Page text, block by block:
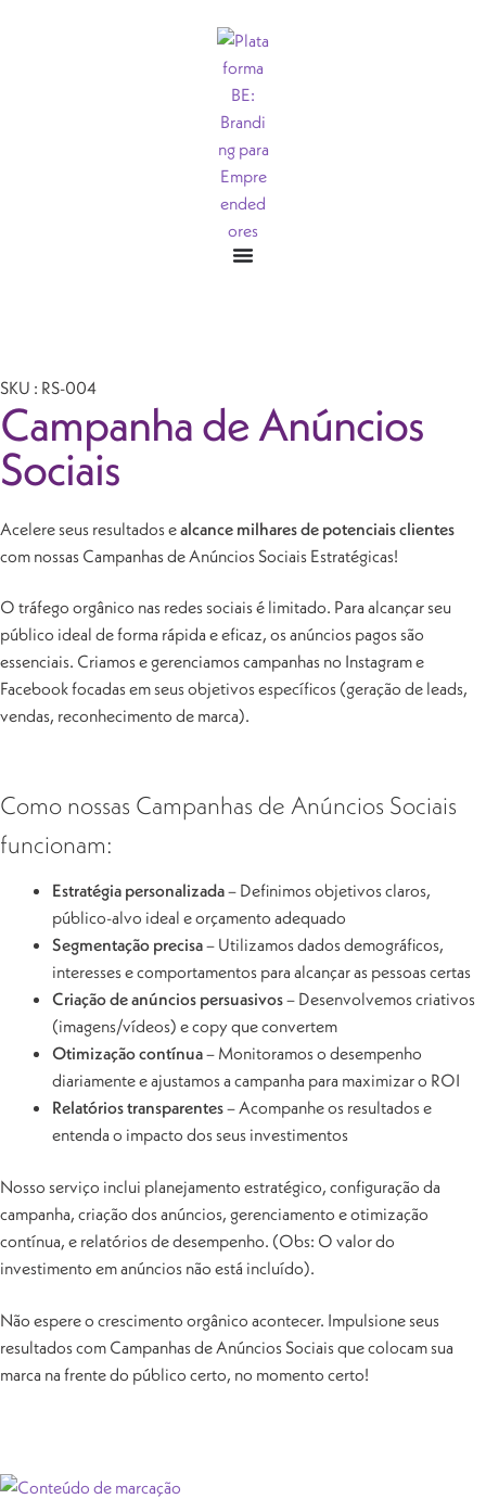
SKU : RS-004
Campanha de Anúncios
Sociais
Acelere seus resultados ealcance milhares de potenciais clientes
com nossas Campanhas de Anúncios Sociais Estratégicas!
O tráfego orgânico nas redes sociais é limitado. Para alcançar seu
público ideal de forma rápida e eficaz, os anúncios pagos são
essenciais. Criamos e gerenciamos campanhas no Instagram e
Facebook focadas em seus objetivos específicos (geração de leads,
vendas, reconhecimento de marca).
Como nossas Campanhas de Anúncios Sociais
funcionam:
Estratégia personalizada– Definimos objetivos claros,
público-alvo ideal e orçamento adequado
Segmentação precisa– Utilizamos dados demográficos,
interesses e comportamentos para alcançar as pessoas certas
Criação de anúncios persuasivos– Desenvolvemos criativos
(imagens/vídeos) e copy que convertem
Otimização contínua– Monitoramos o desempenho
diariamente e ajustamos a campanha para maximizar o ROI
Relatórios transparentes– Acompanhe os resultados e
entenda o impacto dos seus investimentos
Nosso serviço inclui planejamento estratégico, configuração da
campanha, criação dos anúncios, gerenciamento e otimização
contínua, e relatórios de desempenho. (Obs: O valor do
investimento em anúncios não está incluído).
Não espere o crescimento orgânico acontecer. Impulsione seus
resultados com Campanhas de Anúncios Sociais que colocam sua
marca na frente do público certo, no momento certo!